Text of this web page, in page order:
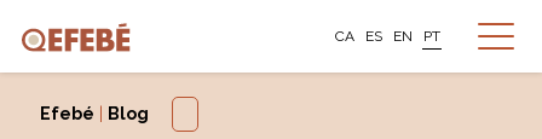
CA ES EN PT
Efebé Blog